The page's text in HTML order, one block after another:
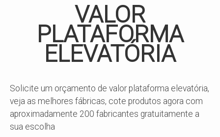
VALOR
PLATAFORMA
ELEVATÓRIA
Solicite um orçamento de valor plataforma elevatória,
veja as melhores fábricas, cote produtos agora com
aproximadamente 200 fabricantes gratuitamente a
sua escolha